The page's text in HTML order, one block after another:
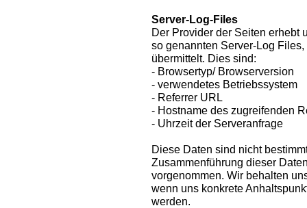
Server-Log-Files
Der Provider der Seiten erhebt
so genannten Server-Log
übermittelt. Dies sind:
- Browsertyp/ Browserversion
- verwendetes Betriebssystem
- Referrer URL
- Hostname des zugreifenden
- Uhrzeit der Serveranfrage
Diese Daten sind nicht
Zusammenführung dieser
vorgenommen. Wir behalten
wenn uns konkrete
werden.